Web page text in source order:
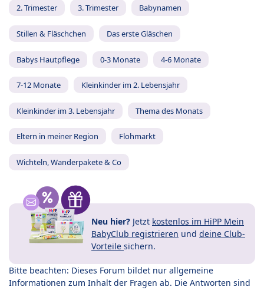
2. Trimester 3. Trimester Babynamen
Stillen & Fläschchen Das erste Gläschen
Babys Hautpflege 0-3 Monate 4-6 Monate
7-12 Monate Kleinkinder im 2. Lebensjahr
Kleinkinder im 3. Lebensjahr Thema des Monats
Eltern in meiner Region Flohmarkt
Wichteln, Wanderpakete & Co
Neu hier? Jetzt kostenlos im HiPP Mein
BabyClub registrieren und deine Club-
Vorteile sichern.
Bitte beachten: Dieses Forum bildet nur allgemeine
Informationen zum Inhalt der Fragen ab. Die Antworten sind